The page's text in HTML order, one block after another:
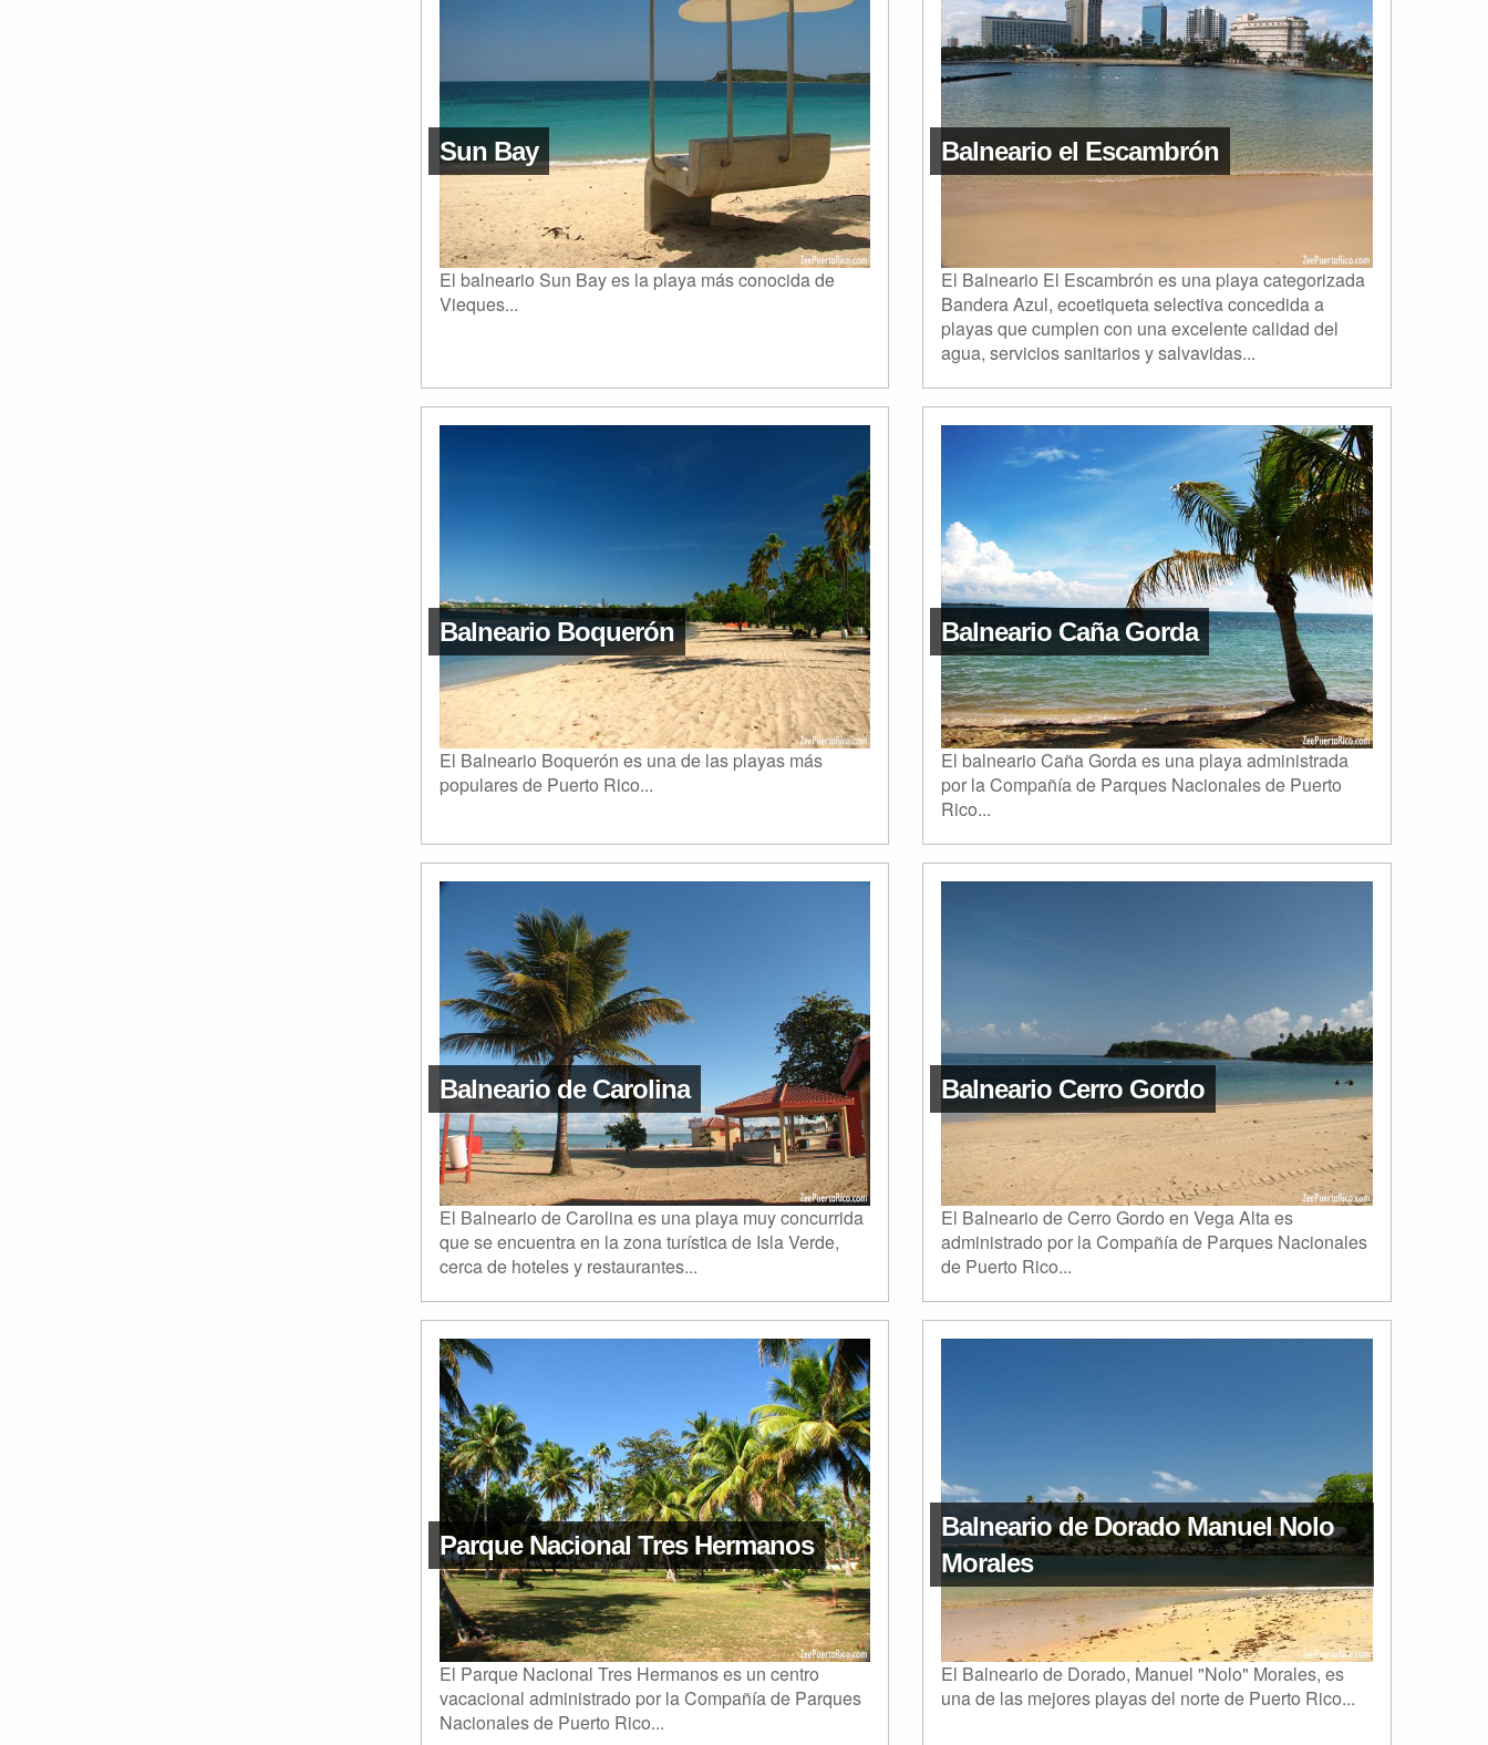
Sun Bay
El balneario Sun Bay es la playa más conocida de
Vieques...
Balneario el Escambrón
El Balneario El Escambrón es una playa categorizada
Bandera Azul, ecoetiqueta selectiva concedida a
playas que cumplen con una excelente calidad del
agua, servicios sanitarios y salvavidas...
Balneario Boquerón
El Balneario Boquerón es una de las playas más
populares de Puerto Rico...
Balneario Caña Gorda
El balneario Caña Gorda es una playa administrada
por la Compañía de Parques Nacionales de Puerto
Rico...
Balneario de Carolina
El Balneario de Carolina es una playa muy concurrida
que se encuentra en la zona turística de Isla Verde,
cerca de hoteles y restaurantes...
Balneario Cerro Gordo
El Balneario de Cerro Gordo en Vega Alta es
administrado por la Compañía de Parques Nacionales
de Puerto Rico...
Parque Nacional Tres Hermanos
El Parque Nacional Tres Hermanos es un centro
vacacional administrado por la Compañía de Parques
Nacionales de Puerto Rico...
Balneario de Dorado Manuel Nolo
Morales
El Balneario de Dorado, Manuel "Nolo" Morales, es
una de las mejores playas del norte de Puerto Rico...